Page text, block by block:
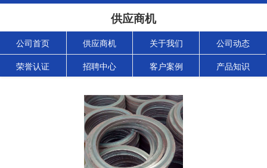
供应商机
公司首页 供应商机 关于我们 公司动态
荣誉认证 招聘中心 客户案例 产品知识